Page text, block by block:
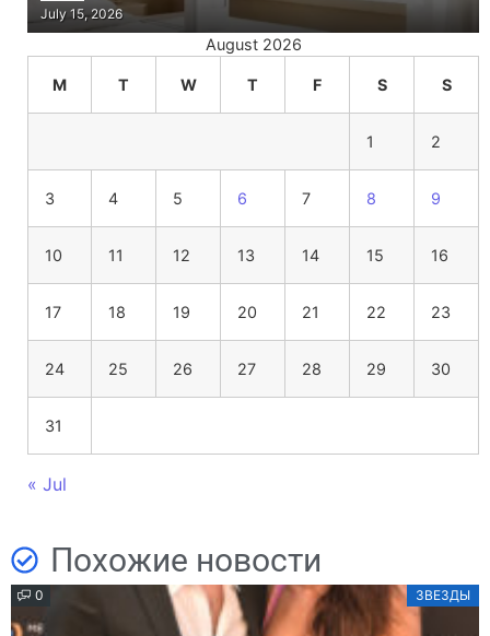
ЛЮТУЮ ЗИМУ, И ЖАРКОЕ ЛЕТО
July 15, 2026
August 2026
M T W T F S S
1 2
3 4 5 6 7 8 9
10 11 12 13 14 15 16
17 18 19 20 21 22 23
24 25 26 27 28 29 30
31
« Jul
Похожие новости
0 ЗВЕЗДЫ